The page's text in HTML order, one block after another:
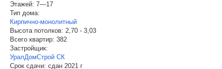
Этажей: 7—17
Тип дома:
Кирпично-монолитный
Высота потолков: 2,70 - 3,03
Всего квартир: 382
Застройщик:
УралДомСтрой СК
Срок сдачи: сдан 2021 г